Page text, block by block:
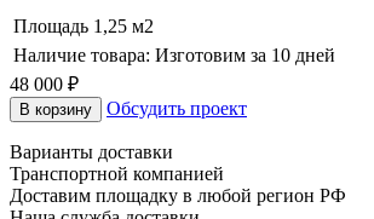
Площадь 1,25 м2
Наличие товара: Изготовим за 10 дней
48 000 ₽
В корзину Обсудить проект
Варианты доставки
Транспортной компанией
Доставим площадку в любой регион РФ